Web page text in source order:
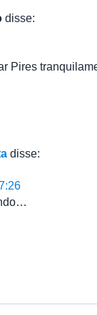
disse:
Pires
disse: